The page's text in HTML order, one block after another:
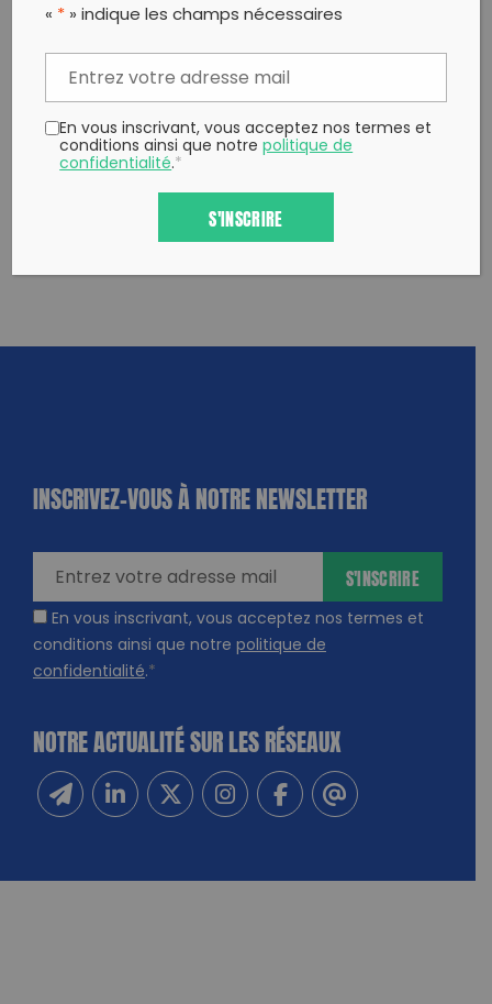
Partager sur Facebook
Copy to clipboard
INSCRIVEZ-VOUS À NOTRE NEWSLETTER
En vous inscrivant, vous acceptez nos termes et
conditions ainsi que notre politique de
confidentialité.*
S'INSCRIRE
NOTRE ACTUALITÉ SUR LES RÉSEAUX
« * » indique les champs nécessaires
En vous inscrivant, vous acceptez nos termes et
conditions ainsi que notrepolitique de
confidentialité.*
S'INSCRIRE